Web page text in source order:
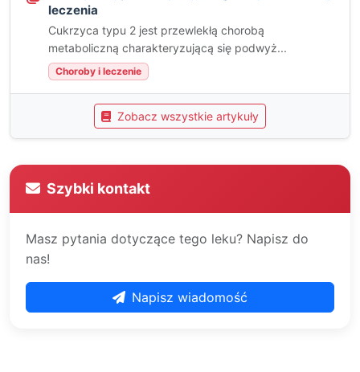
leczenia
Cukrzyca typu 2 jest przewlekłą chorobą
metaboliczną charakteryzującą się podwyż...
Choroby i leczenie
Zobacz wszystkie artykuły
Szybki kontakt
Masz pytania dotyczące tego leku? Napisz do
nas!
Napisz wiadomość